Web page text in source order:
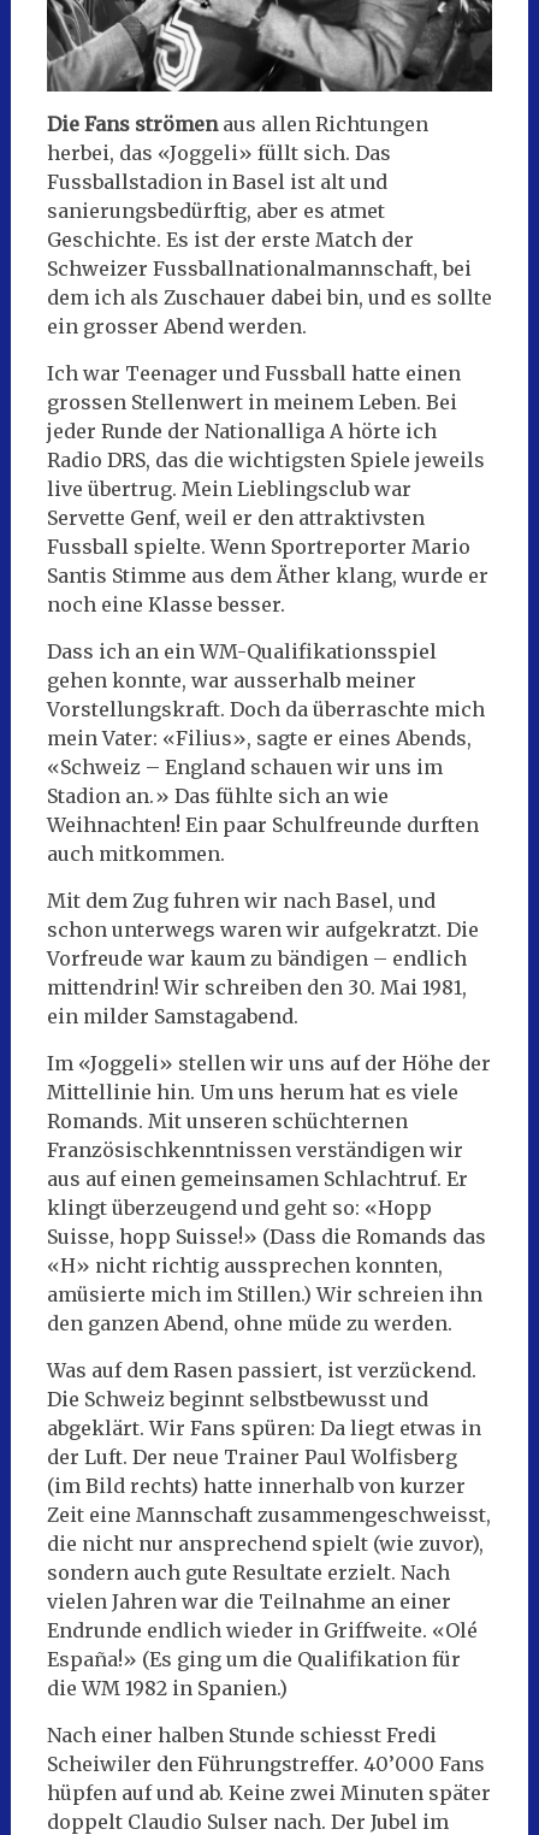
Die Fans strömenaus allen Richtungen
herbei, das «Joggeli» füllt sich. Das
Fussballstadion in Basel ist alt und
sanierungsbedürftig, aber es atmet
Geschichte. Es ist der erste Match der
Schweizer Fussballnationalmannschaft, bei
dem ich als Zuschauer dabei bin, und es sollte
ein grosser Abend werden.
Ich war Teenager und Fussball hatte einen
grossen Stellenwert in meinem Leben. Bei
jeder Runde der Nationalliga A hörte ich
Radio DRS, das die wichtigsten Spiele jeweils
live übertrug. Mein Lieblingsclub war
Servette Genf, weil er den attraktivsten
Fussball spielte. Wenn Sportreporter Mario
Santis Stimme aus dem Äther klang, wurde er
noch eine Klasse besser.
Dass ich an ein WM-Qualifikationsspiel
gehen konnte, war ausserhalb meiner
Vorstellungskraft. Doch da überraschte mich
mein Vater: «Filius», sagte er eines Abends,
«Schweiz – England schauen wir uns im
Stadion an.» Das fühlte sich an wie
Weihnachten! Ein paar Schulfreunde durften
auch mitkommen.
Mit dem Zug fuhren wir nach Basel, und
schon unterwegs waren wir aufgekratzt. Die
Vorfreude war kaum zu bändigen – endlich
mittendrin! Wir schreiben den 30. Mai 1981,
ein milder Samstagabend.
Im «Joggeli» stellen wir uns auf der Höhe der
Mittellinie hin. Um uns herum hat es viele
Romands. Mit unseren schüchternen
Französischkenntnissen verständigen wir
aus auf einen gemeinsamen Schlachtruf. Er
klingt überzeugend und geht so: «Hopp
Suisse, hopp Suisse!» (Dass die Romands das
«H» nicht richtig aussprechen konnten,
amüsierte mich im Stillen.) Wir schreien ihn
den ganzen Abend, ohne müde zu werden.
Was auf dem Rasen passiert, ist verzückend.
Die Schweiz beginnt selbstbewusst und
abgeklärt. Wir Fans spüren: Da liegt etwas in
der Luft. Der neue Trainer Paul Wolfisberg
(im Bild rechts) hatte innerhalb von kurzer
Zeit eine Mannschaft zusammengeschweisst,
die nicht nur ansprechend spielt (wie zuvor),
sondern auch gute Resultate erzielt. Nach
vielen Jahren war die Teilnahme an einer
Endrunde endlich wieder in Griffweite. «Olé
España!» (Es ging um die Qualifikation für
die WM 1982 in Spanien.)
Nach einer halben Stunde schiesst Fredi
Scheiwiler den Führungstreffer. 40’000 Fans
hüpfen auf und ab. Keine zwei Minuten später
doppelt Claudio Sulser nach. Der Jubel im